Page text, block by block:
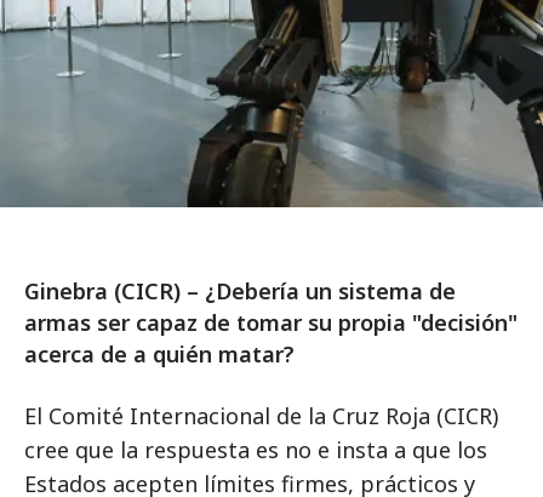
Ginebra (CICR) – ¿Debería un sistema de
armas ser capaz de tomar su propia "decisión"
acerca de a quién matar?
El Comité Internacional de la Cruz Roja (CICR)
cree que la respuesta es no e insta a que los
Estados acepten límites firmes, prácticos y